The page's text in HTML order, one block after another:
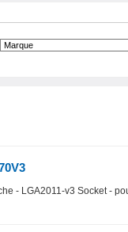
- LGA2011-v3 Socket -